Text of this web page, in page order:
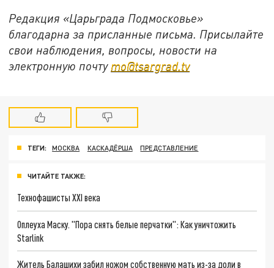
Редакция «Царьграда Подмосковье»
благодарна за присланные письма. Присылайте
свои наблюдения, вопросы, новости на
электронную почту mo@tsargrad.tv
ТЕГИ: МОСКВА КАСКАДЁРША ПРЕДСТАВЛЕНИЕ
ЧИТАЙТЕ ТАКЖЕ:
Технофашисты XXI века
Оплеуха Маску. "Пора снять белые перчатки": Как уничтожить
Starlink
Житель Балашихи забил ножом собственную мать из-за доли в